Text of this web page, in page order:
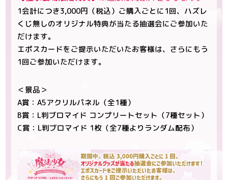
1会計につき3,000円（税込）ご購入ごとに1回、ハズレ
くじ無しのオリジナル特典が当たる抽選会にご参加いた
だけます。
エポスカードをご提示いただいたお客様は、さらにもう
1回ご参加いただけます。
＜景品＞
A賞：A5アクリルパネル（全1種）
B賞：L判ブロマイド コンプリートセット（7種セット）
C賞：L判ブロマイド 1枚（全7種よりランダム配布）